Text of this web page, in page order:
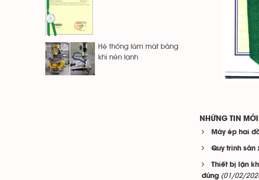
NHỮNG TIN
Máy ép hai
Quy trình
Thiết bị lặn
đứng (01/02/
Hệ thống làm mát bằng
khí nén lạnh